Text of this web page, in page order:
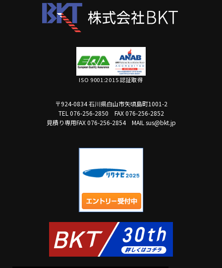
ISO 9001:2015 認証取得
〒924-0834 石川県白山市矢頃島町1001-2
TEL 076-256-2850
FAX 076-256-2852
見積り専用FAX 076-256-2854
MAIL sus@bkt.jp